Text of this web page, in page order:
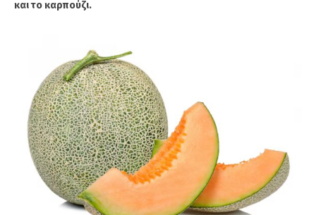
και το καρπούζι.